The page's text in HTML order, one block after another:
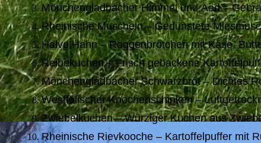
Mönchengladbacher Himmel und Ääd –
Rheinische Muscheln – Gedünstete
Halve Hahn – Roggenbrötchen mit Käse,
Reibekuchen – Frisch gebackene
Mönchengladbacher Schwarzbrot – Dichtes
Westfälischer Knochenschinken –
Zwiebelkuchen – Würziger Kuchen aus
Rheinische Rievkooche – Kartoffelpuffer mit